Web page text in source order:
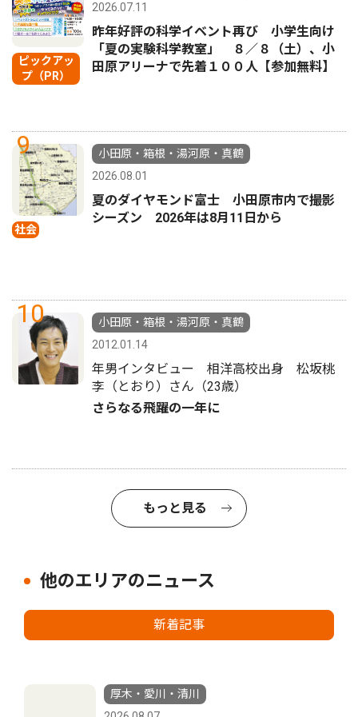
ピックアッ
プ（PR）
2026.07.11
昨年好評の科学イベント再び 小学生向け
「夏の実験科学教室」 ８／８（土）、小
田原アリーナで先着１００人【参加無料】
9
社会
小田原・箱根・湯河原・真鶴
2026.08.01
夏のダイヤモンド富士 小田原市内で撮影
シーズン 2026年は8月11日から
10
小田原・箱根・湯河原・真鶴
2012.01.14
年男インタビュー 相洋高校出身 松坂桃
李（とおり）さん（23歳）
さらなる飛躍の一年に
もっと見る
他のエリアのニュース
新着記事
厚木・愛川・清川